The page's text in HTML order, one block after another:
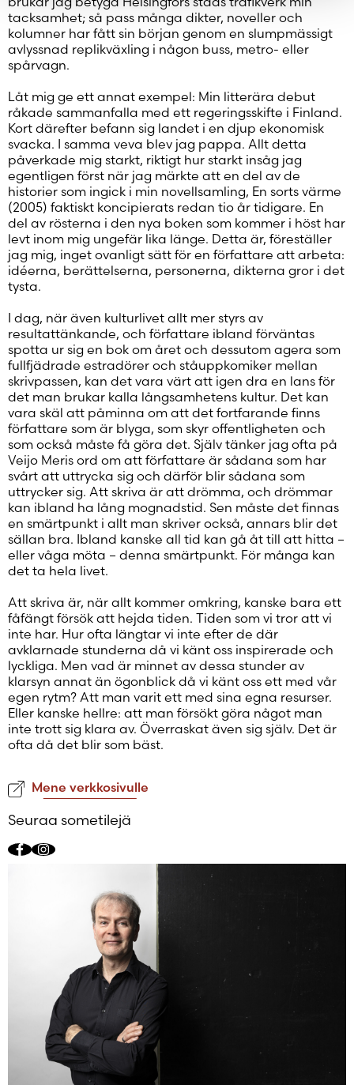
tacksamhet; så pass många dikter, noveller och
kolumner har fått sin början genom en slumpmässigt
avlyssnad replikväxling i någon buss, metro- eller
spårvagn.
Låt mig ge ett annat exempel: Min litterära debut
råkade sammanfalla med ett regeringsskifte i Finland.
Kort därefter befann sig landet i en djup ekonomisk
svacka. I samma veva blev jag pappa. Allt detta
påverkade mig starkt, riktigt hur starkt insåg jag
egentligen först när jag märkte att en del av de
historier som ingick i min novellsamling, En sorts värme
(2005) faktiskt koncipierats redan tio år tidigare. En
del av rösterna i den nya boken som kommer i höst har
levt inom mig ungefär lika länge. Detta är, föreställer
jag mig, inget ovanligt sätt för en författare att arbeta:
idéerna, berättelserna, personerna, dikterna gror i det
tysta.
I dag, när även kulturlivet allt mer styrs av
resultattänkande, och författare ibland förväntas
spotta ur sig en bok om året och dessutom agera som
fullfjädrade estradörer och ståuppkomiker mellan
skrivpassen, kan det vara värt att igen dra en lans för
det man brukar kalla långsamhetens kultur. Det kan
vara skäl att påminna om att det fortfarande finns
författare som är blyga, som skyr offentligheten och
som också måste få göra det. Själv tänker jag ofta på
Veijo Meris ord om att författare är sådana som har
svårt att uttrycka sig och därför blir sådana som
uttrycker sig. Att skriva är att drömma, och drömmar
kan ibland ha lång mognadstid. Sen måste det finnas
en smärtpunkt i allt man skriver också, annars blir det
sällan bra. Ibland kanske all tid kan gå åt till att hitta –
eller våga möta – denna smärtpunkt. För många kan
det ta hela livet.
Att skriva är, när allt kommer omkring, kanske bara ett
fåfängt försök att hejda tiden. Tiden som vi tror att vi
inte har. Hur ofta längtar vi inte efter de där
avklarnade stunderna då vi känt oss inspirerade och
lyckliga. Men vad är minnet av dessa stunder av
klarsyn annat än ögonblick då vi känt oss ett med vår
egen rytm? Att man varit ett med sina egna resurser.
Eller kanske hellre: att man försökt göra något man
inte trott sig klara av. Överraskat även sig själv. Det är
ofta då det blir som bäst.
Mene verkkosivulle
Seuraa sometilejä
Facebook
Instagram